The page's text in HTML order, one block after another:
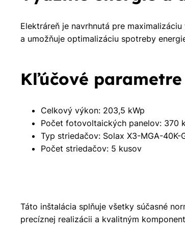
Elektráreň je navrhnutá pre
a umožňuje optimalizáciu spotreby
Kľúčové
Celkový výkon: 203,5 kWp
Počet fotovoltaických panelov: 370
Typ striedačov: Solax X3-MGA-40K-
Počet striedačov: 5 kusov
Táto inštalácia splňuje všetky súčasné
precíznej realizácii a kvalitným